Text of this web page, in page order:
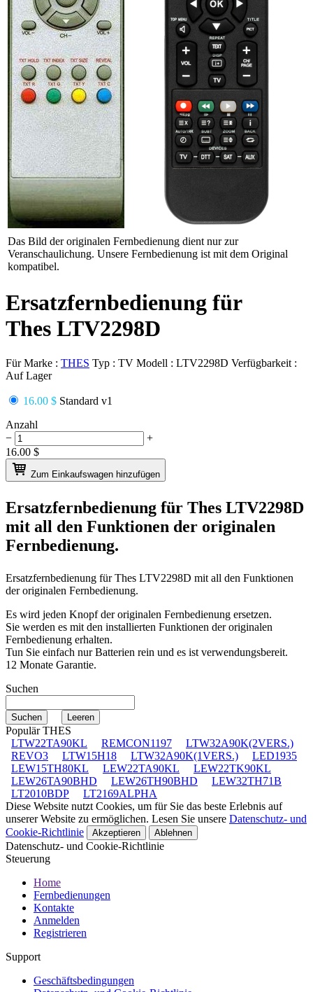
Das Bild der originalen Fernbedienung dient nur zur
Veranschaulichung. Unsere Fernbedienung ist mit dem Original
kompatibel.
Ersatzfernbedienung für
Thes LTV2298D
Für Marke : THES Typ : TV Modell : LTV2298D Verfügbarkeit :
Auf Lager
16.00 $ Standard v1
Anzahl
−
+
16.00 $
Zum Einkaufswagen hinzufügen
Ersatzfernbedienung für Thes LTV2298D
mit all den Funktionen der originalen
Fernbedienung.
Ersatzfernbedienung fürThes LTV2298D mit all den Funktionen
der originalen Fernbedienung.
Es wird jeden Knopf der originalen Fernbedienung ersetzen.
Sie werden es mit den installierten Funktionen der originalen
Fernbedienung erhalten.
Tun Sie einfach nur Batterien rein und es ist verwendungsbereit.
12 Monate Garantie.
Suchen
Populär THES
LTW22TA90KL
REMCON1197
LTW32A90K(2VERS.)
REVO3
LTW15H18 LTW32A90K(1VERS.)
LED1935
LEW15TH80KL
LEW22TA90KL
LEW22TK90KL
LEW26TA90BHD
LEW26TH90BHD
LEW32TH71B
LT2010BDP
LT2169ALPHA
Diese Website nutzt Cookies, um für Sie das beste Erlebnis auf
unserer Website zu ermöglichen. Lesen Sie unsere Datenschutz- und
Cookie-Richtlinie
Akzeptieren Ablehnen
Datenschutz- und Cookie-Richtlinie
Steuerung
Home
Fernbedienungen
Kontakte
Anmelden
Registrieren
Support
Geschäftsbedingungen